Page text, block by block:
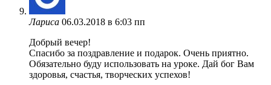
Лариса 06.03.2018 в 6:03 пп
Добрый вечер!
Спасибо за поздравление и подарок. Очень приятно.
Обязательно буду использовать на уроке. Дай бог Вам
здоровья, счастья, творческих успехов!